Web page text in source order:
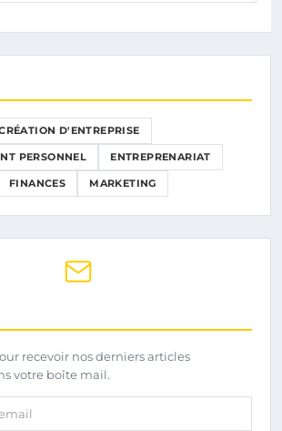
D'ENTREPRISE
PERSONNEL ENTREPRENARIAT
FINANCES MARKETING
recevoir nos derniers articles
votre boîte mail.